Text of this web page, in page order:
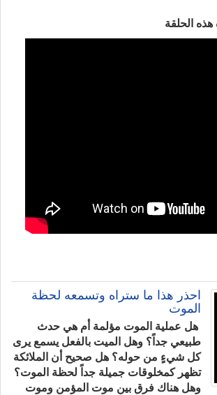
الحلقة
احذر هذا ما ستراه وتسمعه لحظة
الموت
هل عملية الموت مؤلمة أم هي حدث
طبيعي جداً؟ وهل الميت بالفعل يسمع يرى
كل شيءٍ من حوله؟ هل صحيح أن الملائكة
تظهر كمخلوقات جميلة جداً لحظة الموت؟
وهل هناك فرق بين موت المؤمن وموت